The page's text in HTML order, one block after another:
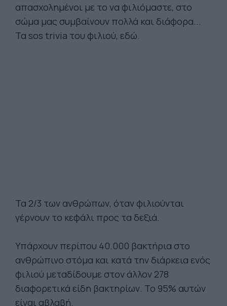
απασχολημένοι με το να φιλιόμαστε, στο
σώμα μας συμβαίνουν πολλά και διάφορα...
Τα sos trivia του φιλιού, εδώ.
Τα 2/3 των ανθρώπων, όταν φιλιούνται
γέρνουν το κεφάλι προς τα δεξιά.
Υπάρχουν περίπου 40.000 βακτήρια στο
ανθρώπινο στόμα και κατά την διάρκεια ενός
φιλιού μεταδίδουμε στον άλλον 278
διαφορετικά είδη βακτηρίων. Το 95% αυτών
είναι αβλαβή.